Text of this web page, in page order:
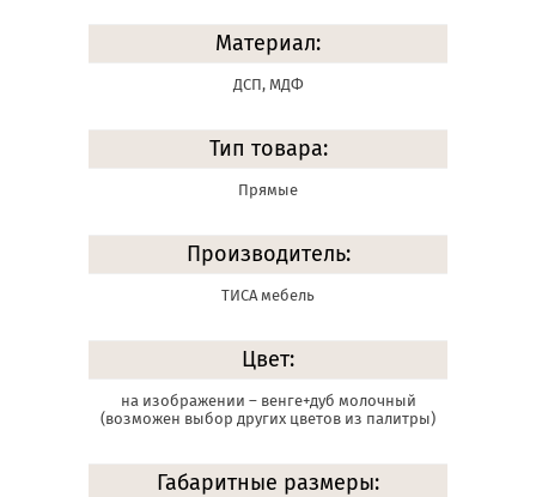
Материал:
ДСП, МДФ
Тип товара:
Прямые
Производитель:
ТИСА мебель
Цвет:
на изображении – венге+дуб молочный
(возможен выбор других цветов из палитры)
Габаритные размеры: